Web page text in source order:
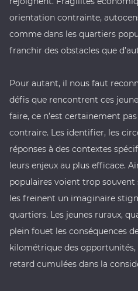
orientation contrainte,
comme dans les quartiers
franchir des obstacles que
Pour autant, il nous faut
défis que rencontrent ces
faire, ce n’est certainement
contraire. Les identifier, les
réponses à des contextes
leurs enjeux au plus efficace.
populaires voient trop souvent
les freinent un imaginaire
quartiers. Les jeunes ruraux,
plein fouet les conséquences
kilométrique des opportunités,
retard cumulées dans la